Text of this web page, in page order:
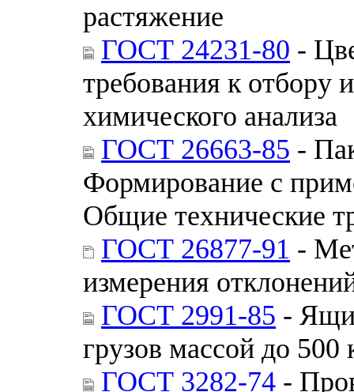
растяжение
ГОСТ 24231-80 -
требования к отбору
химического анализа
ГОСТ 26663-85 -
Формирование с
Общие технические
ГОСТ 26877-91 -
измерения
ГОСТ 2991-85 -
грузов массой до
ГОСТ 3282-74 -